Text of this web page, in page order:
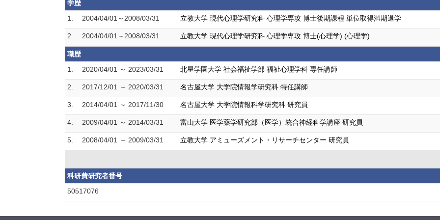
学歴
1.
2004/04/01～2008/03/31 立教大学 現代心理学研究科 心理学専攻 博士後期課程 単位取得満期退学
2. 2004/04/01～2008/03/31 立教大学 現代心理学研究科 心理学専攻 博士(心理学) (心理学)
職歴
1.
2020/04/01 ～ 2023/03/31 北星学園大学 社会福祉学部 福祉心理学科 専任講師
2. 2017/12/01 ～ 2020/03/31 名古屋大学 大学院情報学研究科 特任講師
3. 2014/04/01 ～ 2017/11/30 名古屋大学 大学院情報科学研究科 研究員
4. 2009/04/01 ～ 2014/03/31 富山大学 医学薬学研究部（医学）統合神経科学講座 研究員
5. 2008/04/01 ～ 2009/03/31 立教大学 アミューズメント・リサーチセンター 研究員
科研費研究者番号
50517076